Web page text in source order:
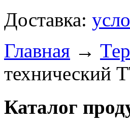
Доставка:
Главная →
Каталог